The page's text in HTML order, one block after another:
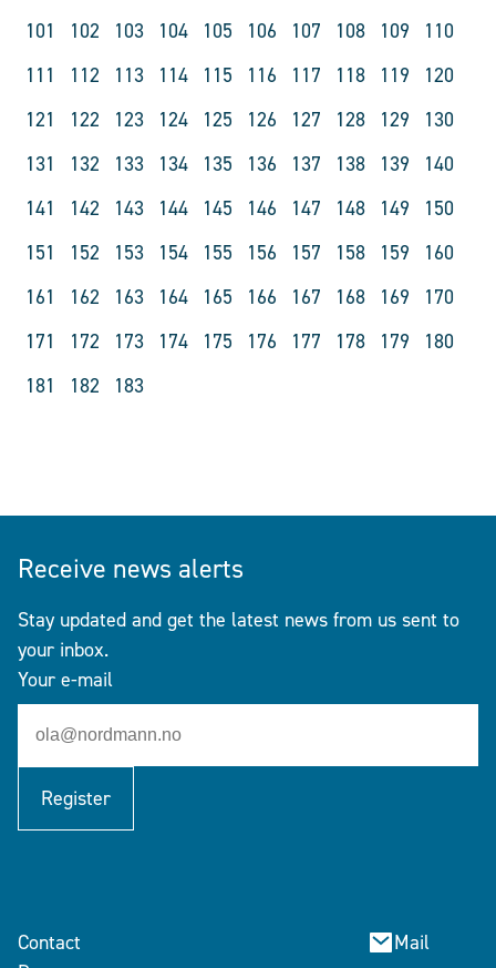
101
102 103 104 105 106 107 108 109
110
111
112 113 114 115 116 117 118 119
120
121
122 123 124 125 126 127 128 129
130
131
132 133 134 135 136 137 138 139
140
141
142 143 144 145 146 147 148 149
150
151
152 153 154 155 156 157 158 159
160
161
162 163 164 165 166 167 168 169
170
171
172 173 174 175 176 177 178 179
180
181
182 183
Receive news alerts
Stay updated and get the latest news from us sent to
your inbox.
Your e-mail
Register
Contact
Mail